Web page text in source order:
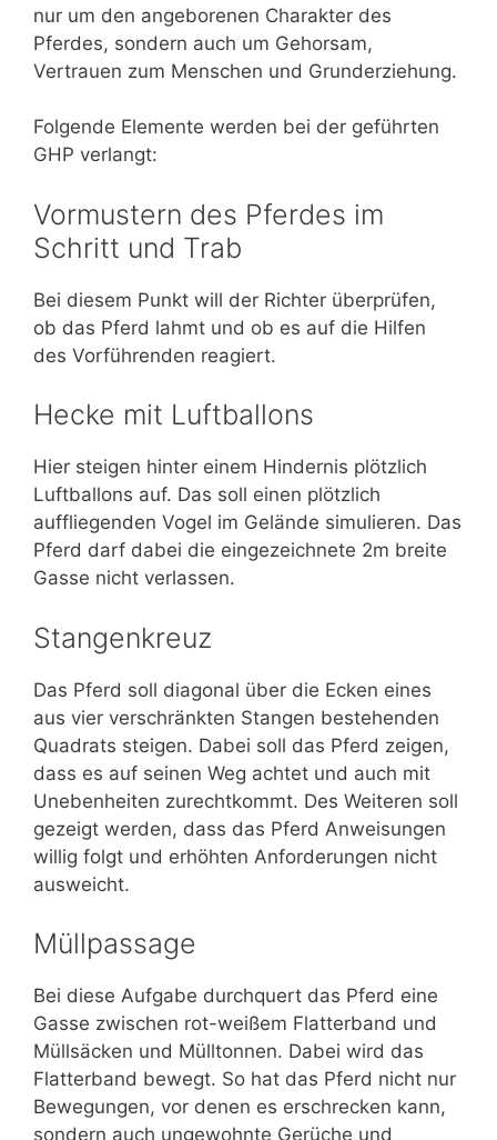
nur um den angeborenen Charakter des
Pferdes, sondern auch um Gehorsam,
Vertrauen zum Menschen und Grunderziehung.
Folgende Elemente werden bei der geführten
GHP verlangt:
Vormustern des Pferdes im
Schritt und Trab
Bei diesem Punkt will der Richter überprüfen,
ob das Pferd lahmt und ob es auf die Hilfen
des Vorführenden reagiert.
Hecke mit Luftballons
Hier steigen hinter einem Hindernis plötzlich
Luftballons auf. Das soll einen plötzlich
auffliegenden Vogel im Gelände simulieren. Das
Pferd darf dabei die eingezeichnete 2m breite
Gasse nicht verlassen.
Stangenkreuz
Das Pferd soll diagonal über die Ecken eines
aus vier verschränkten Stangen bestehenden
Quadrats steigen. Dabei soll das Pferd zeigen,
dass es auf seinen Weg achtet und auch mit
Unebenheiten zurechtkommt. Des Weiteren soll
gezeigt werden, dass das Pferd Anweisungen
willig folgt und erhöhten Anforderungen nicht
ausweicht.
Müllpassage
Bei diese Aufgabe durchquert das Pferd eine
Gasse zwischen rot-weißem Flatterband und
Müllsäcken und Mülltonnen. Dabei wird das
Flatterband bewegt. So hat das Pferd nicht nur
Bewegungen, vor denen es erschrecken kann,
sondern auch ungewohnte Gerüche und